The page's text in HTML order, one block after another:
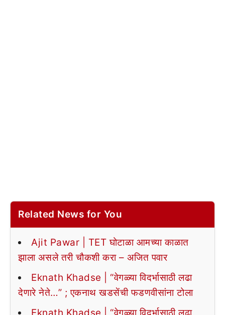
Related News for You
Ajit Pawar | TET घोटाळा आमच्या काळात
झाला असले तरी चौकशी करा – अजित पवार
Eknath Khadse | “वेगळ्या विदर्भासाठी लढा
देणारे नेते…” ; एकनाथ खडसेंची फडणवीसांना टोला
Eknath Khadse | “वेगळ्या विदर्भासाठी लढा